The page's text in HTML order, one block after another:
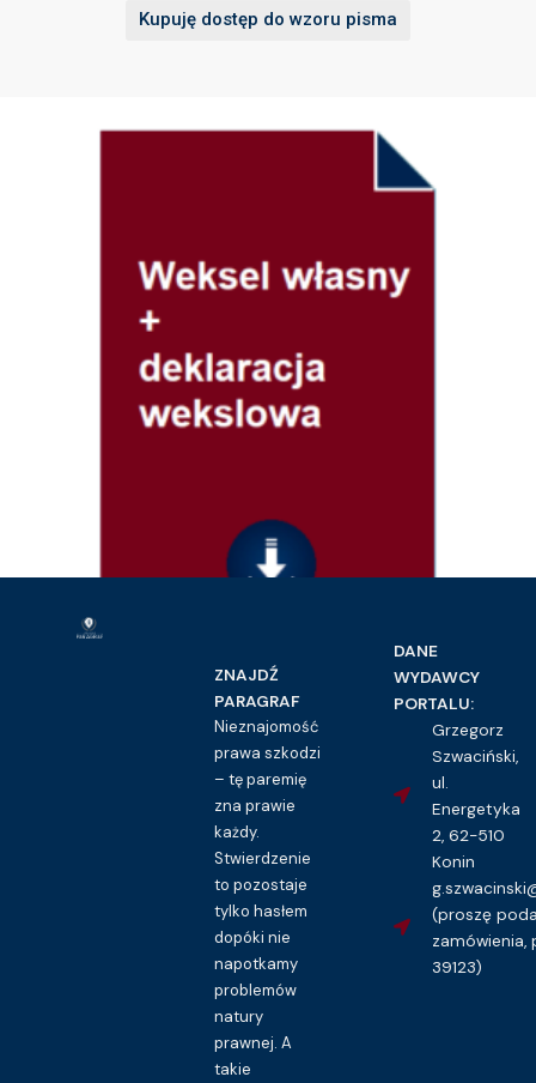
Kupuję dostęp do wzoru pisma
Weksel własny + deklaracja wekslowa
Kupuję dostęp do wzoru pisma
ZNAJDŹ
PARAGRAF
Nieznajomość
prawa szkodzi
– tę paremię
zna prawie
każdy.
Stwierdzenie
to pozostaje
tylko hasłem
dopóki nie
napotkamy
problemów
natury
prawnej. A
takie
DANE
WYDAWCY
PORTALU:
Grzegorz
Szwaciński,
ul.
Energetyka
2, 62-510
Konin
(proszę
zamówienia,
39123)